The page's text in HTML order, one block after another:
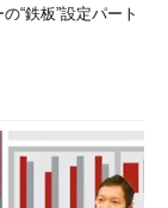
“鉄板”設定パート